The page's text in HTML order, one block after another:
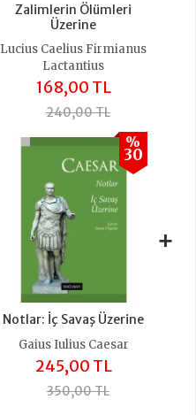
Zalimlerin Ölümleri
Üzerine
Lucius Caelius Firmianus
Lactantius
168,00 TL
240,00 TL
Notlar: İç Savaş Üzerine
%
30
Gaius Iulius Caesar
245,00 TL
350,00 TL
+